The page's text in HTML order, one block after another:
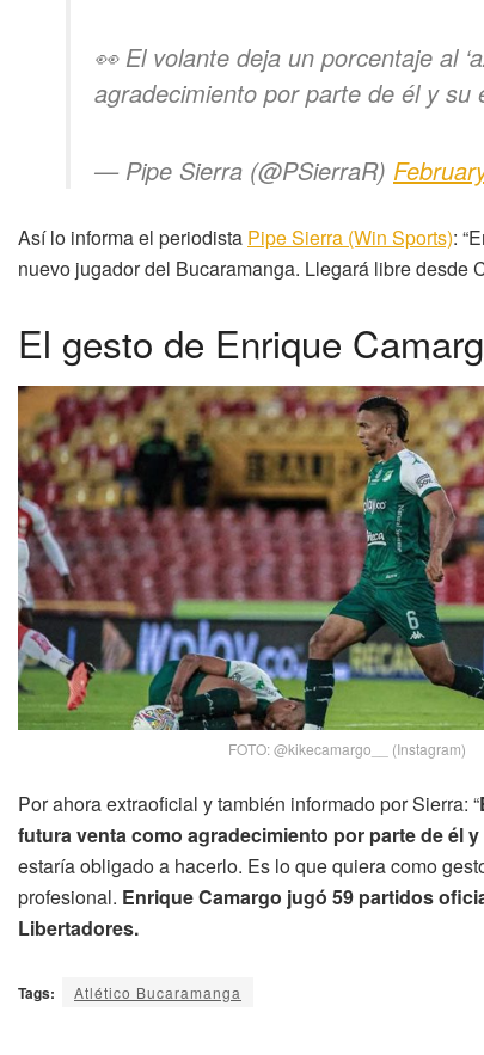
👀 El volante deja un porcentaje al
agradecimiento por parte de él y su
— Pipe Sierra (@PSierraR)
Así lo informa el periodista Pipe Sierra (Win Sports):
nuevo jugador del Bucaramanga. Llegará libre desde
El gesto de Enrique
FOTO: @kikecamargo__ (Instagram)
Por ahora extraoficial y también informado por Sierra: “
futura venta como agradecimiento por parte de él
estaría obligado a hacerlo. Es lo que quiera como
profesional. Enrique Camargo jugó 59 partidos
Libertadores.
Tags: Atlético Bucaramanga